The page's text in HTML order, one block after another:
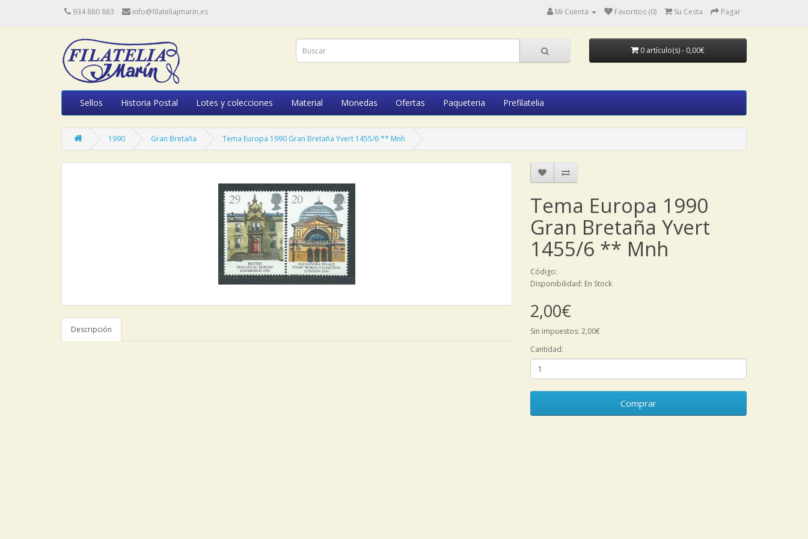
934 880 883 info@filateliajmarin.es Mi Cuenta Favoritos (0) Su Cesta Pagar
0 artículo(s) - 0,00€
Sellos Historia Postal Lotes y colecciones Material Monedas Ofertas Paqueteria Prefilatelia
1990 Gran Bretaña Tema Europa 1990 Gran Bretaña Yvert 1455/6 ** Mnh
Descripción
Tema Europa 1990
Gran Bretaña Yvert
1455/6 ** Mnh
Código:
Disponibilidad: En Stock
2,00€
Sin impuestos: 2,00€
Cantidad:
Comprar